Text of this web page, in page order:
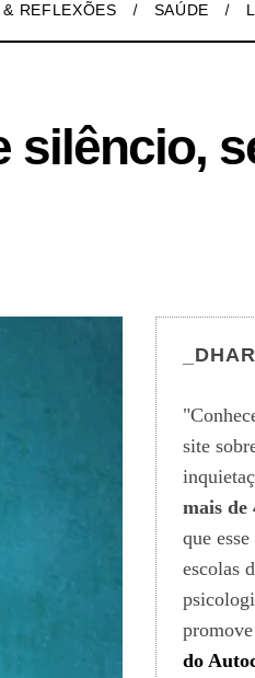
REFLEXÕES SAÚDE
silêncio,
site
mais de
que
escolas
do